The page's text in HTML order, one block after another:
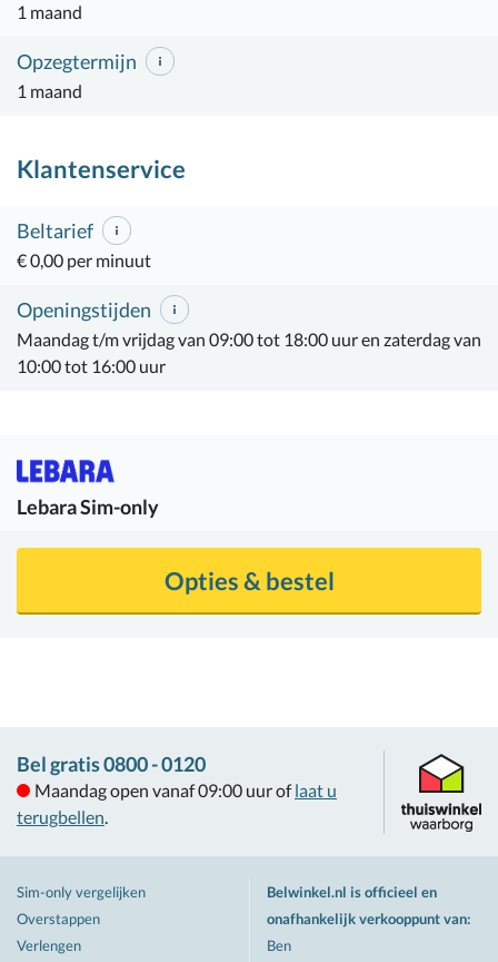
1 maand
Opzegtermijn
1 maand
Klantenservice
Beltarief
€ 0,00 per minuut
Openingstijden
Maandag t/m vrijdag van 09:00 tot 18:00 uur en zaterdag van
10:00 tot 16:00 uur
LebaraSim-only
Opties & bestel
Bel gratis 0800 - 0120
Maandag open vanaf 09:00 uur of laat u
terugbellen.
Sim-only vergelijken
Overstappen
Verlengen
Belwinkel.nl is officieel en
onafhankelijk verkooppunt van:
Ben